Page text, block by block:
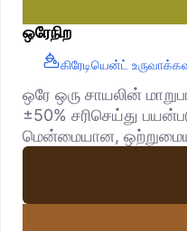
ஒரேநிற
கிரேடியென்ட்
ஒரே ஒரு சாயலின்
±50% சரிசெய்து
மென்மையான,